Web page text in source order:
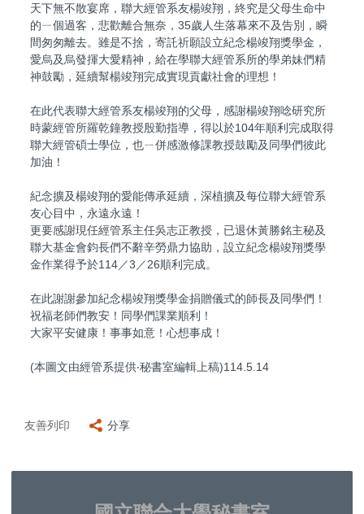
天下無不散宴席，聯大經管系友楊竣翔，終究是父母生命中
的ㄧ個過客，悲歡離合無奈，35歲人生落幕來不及告別，瞬
間匆匆離去。雖是不捨，寄託祈願設立紀念楊竣翔獎學金，
愛烏及烏發揮大愛精神，給在學聯大經管系所的學弟妹們精
神鼓勵，延續幫楊竣翔完成實現貢獻社會的理想！
在此代表聯大經管系友楊竣翔的父母，感謝楊竣翔唸研究所
時蒙經管所羅乾鐘教授殷勤指導，得以於104年順利完成取得
聯大經管碩士學位，也ㄧ併感激修課教授鼓勵及同學們彼此
加油！
紀念擴及楊竣翔的愛能傳承延續，深植擴及每位聯大經管系
友心目中，永遠永遠！
更要感謝現任經管系主任吳志正教授，已退休黃勝銘主秘及
聯大基金會鈞長們不辭辛勞鼎力協助，設立紀念楊竣翔獎學
金作業得予於114／3／26順利完成。
在此謝謝參加紀念楊竣翔獎學金捐贈儀式的師長及同學們！
祝福老師們教安！同學們課業順利！
大家平安健康！事事如意！心想事成！
(本圖文由經管系提供‧秘書室編輯上稿)114.5.14
友善列印 分享